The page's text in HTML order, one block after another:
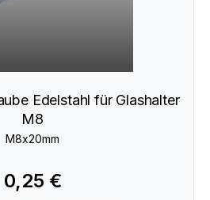
Edelstahl für Glashalter
M8
M8x20mm
0,25 €